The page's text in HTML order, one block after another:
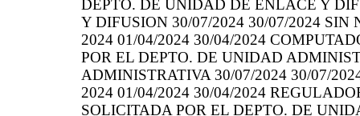
DEPTO. DE UNIDAD DE ENLACE Y
Y DIFUSION 30/07/2024 30/07/2024 SIN
2024 01/04/2024 30/04/2024
POR EL DEPTO. DE UNIDAD
ADMINISTRATIVA 30/07/2024 30/07/
2024 01/04/2024 30/04/2024
SOLICITADA POR EL DEPTO. DE